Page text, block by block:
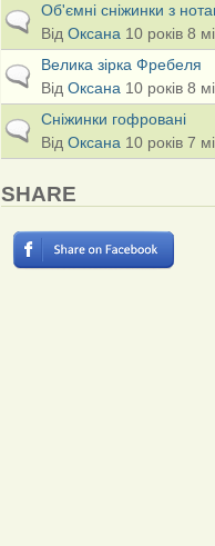
Звичайна тема
Об'ємні сніжинки з
Від Оксана 10 років 8
Звичайна тема
Велика зірка Фребеля
Від Оксана 10 років 8
Звичайна тема
Сніжинки гофровані
Від Оксана 10 років 7
SHARE